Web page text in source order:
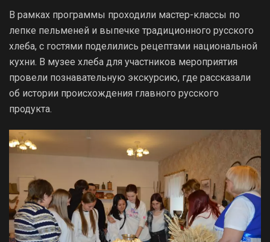
В рамках программы проходили мастер-классы по
лепке пельменей и выпечке традиционного русского
хлеба, с гостями поделились рецептами национальной
кухни. В музее хлеба для участников мероприятия
провели познавательную экскурсию, где рассказали
об истории происхождения главного русского
продукта.